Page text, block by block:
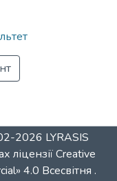
2026 LYRASIS
ліцензіїCreative
4.0 Всесвітня .